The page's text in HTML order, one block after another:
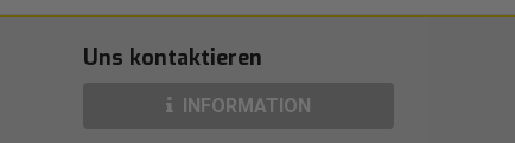
Uns kontaktieren
INFORMATION